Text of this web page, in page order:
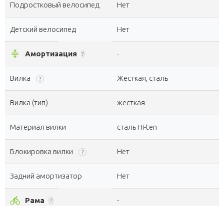
Подростковый велосипед Нет
Детский велосипед Нет
compress Амортизация ? -
Вилка ? Жесткая, сталь
Вилка (тип) жесткая
Материал вилки сталь Hi-ten
Блокировка вилки ? Нет
Задний амортизатор Нет
directions_bike Рама ? -